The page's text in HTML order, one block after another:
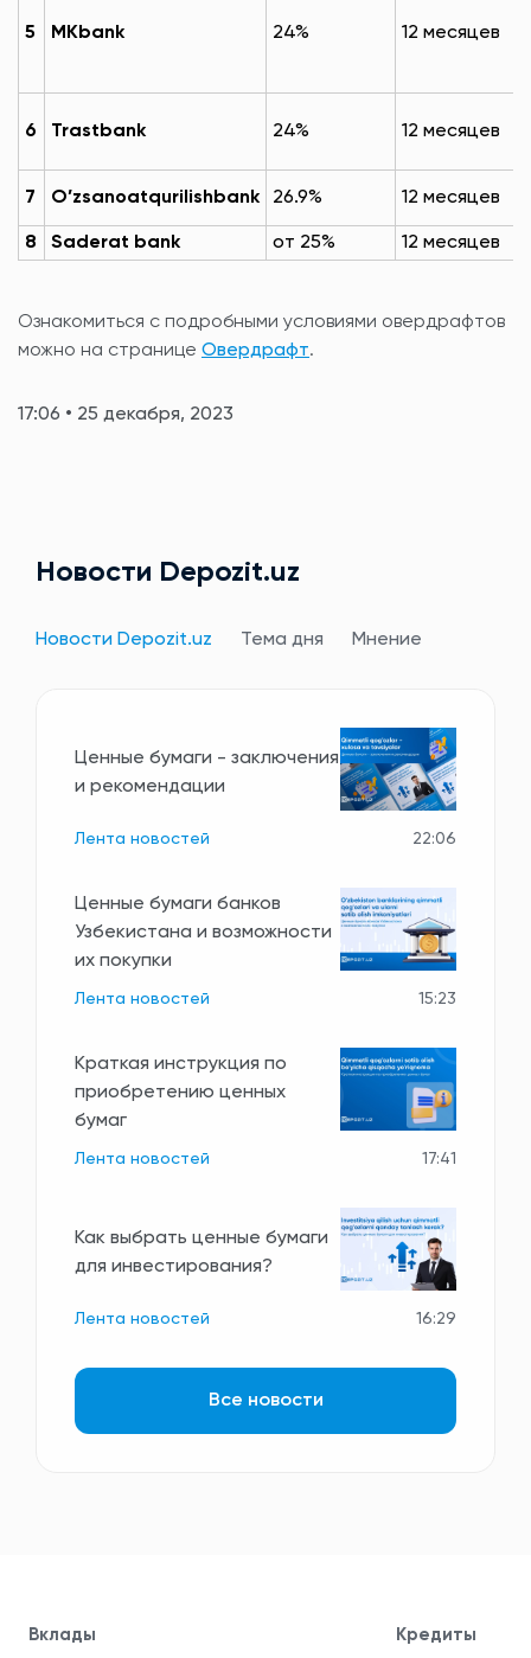
5 MKbank 24% 12 месяцев
6 Trastbank 24% 12 месяцев
7 O’zsanoatqurilishbank 26.9% 12 месяцев
8 Saderat bank от 25% 12 месяцев
Ознакомиться с подробными условиями овердрафтов
можно на странице Овердрафт.
17:06 • 25 декабря, 2023
Новости Depozit.uz
Новости Depozit.uz Тема дня Мнение
Ценные бумаги - заключения
и рекомендации
Лента новостей 22:06
Ценные бумаги банков
Узбекистана и возможности
их покупки
Лента новостей 15:23
Краткая инструкция по
приобретению ценных
бумаг
Лента новостей 17:41
Как выбрать ценные бумаги
для инвестирования?
Лента новостей 16:29
Все новости
Вклады Кредиты